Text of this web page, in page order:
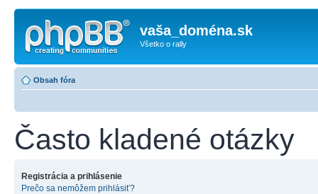
vaša_doména.sk
Všetko o rally
Obsah fóra
Často kladené otázky
Registrácia a prihlásenie
Prečo sa nemôžem prihlásiť?